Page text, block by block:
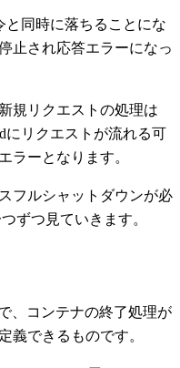
と同時に落ちることにな
止され応答エラーになっ
規リクエストの処理は
にリクエストが流れる可
ラーとなります。
フルシャットダウンが必
ずつ見ていきます。
、コンテナの終了処理が
義できるものです。